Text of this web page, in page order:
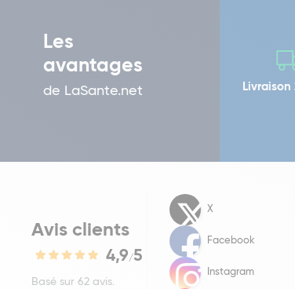
Les
avantages
de LaSante.net
Avis clients
4,9/5
Basé sur 62 avis.
X
Facebook
Instagram